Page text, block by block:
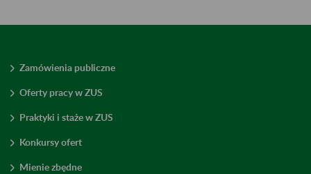
Zamówienia publiczne
Oferty pracy w ZUS
Praktyki i staże w ZUS
Konkursy ofert
Mienie zbędne